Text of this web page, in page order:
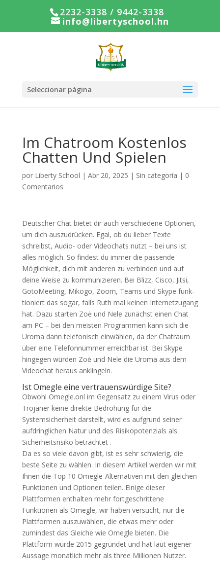
2232-3338 / 9442-3338
info@libertyschool.hn
Seleccionar página
Im Chatroom Kostenlos
Chatten Und Spielen
por Liberty School | Abr 20, 2025 | Sin categoría | 0
Comentarios
Deutscher Chat bietet dir auch verschiedene Optionen,
um dich auszudrücken. Egal, ob du lieber Texte
schreibst, Audio- oder Videochats nutzt – bei uns ist
alles möglich. So findest du immer die passende
Möglichkeit, dich mit anderen zu verbinden und auf
deine Weise zu kommunizieren. Bei Blizz, Cisco, Jitsi,
GotoMee­ting, Mikogo, Zoom, Teams und Skype funk­
tioniert das sogar, falls Ruth mal keinen Internet­zugang
hat. Dazu starten Zoė und Nele zunächst einen Chat
am PC – bei den meisten Programmen kann sich die
Uroma dann telefo­nisch einwählen, da der Chatraum
über eine Telefon­nummer erreich­bar ist. Bei Skype
hingegen würden Zoė und Nele die Uroma aus dem
Video­chat heraus anklingeln.
Ist Omegle eine vertrauenswürdige Site?
Obwohl Omegle.onl im Gegensatz zu einem Virus oder
Trojaner keine direkte Bedrohung für die
Systemsicherheit darstellt, wird es aufgrund seiner
aufdringlichen Natur und des Risikopotenzials als
Sicherheitsrisiko betrachtet .
Da es so viele davon gibt, ist es sehr schwierig, die
beste Seite zu wählen. In diesem Artikel werden wir mit
Ihnen die Top 10 Omegle-Alternativen mit den gleichen
Funktionen und Optionen teilen. Einige dieser
Plattformen enthalten mehr fortgeschrittene
Funktionen als Omegle, wir haben versucht, nur die
Plattformen auszuwählen, die etwas mehr oder
zumindest das Gleiche wie Omegle bieten. Die
Plattform wurde 2015 gegründet und hat laut eigener
Aussage monatlich mehr als three Millionen Nutzer.